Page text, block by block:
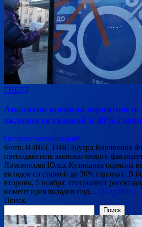
ГИБДД
Аналитик оценила вероятность
вкладов со ставкой в 30%
Оставьте комментарий
Фото: ИЗВЕСТИЯ/Эдуард Корниенко
преподаватель экономического
Ломоносова Юлия Кузнецова оценила
вкладов со ставкой до 30% годовых. В
вторник, 5 ноября, специалист
момент идея вкладов под… Подробнее
Поиск
Поиск